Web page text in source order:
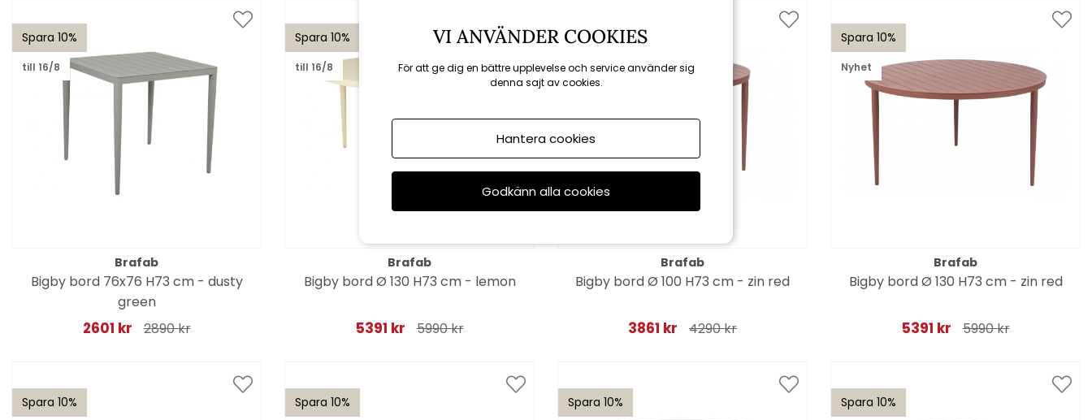
Spara 10%
till 16/8
Brafab
Bigby bord 76x76 H73 cm - dusty
green
2601 kr 2890 kr
Spara 10%
till 16/8
Brafab
Bigby bord Ø 130 H73 cm - lemon
5391 kr 5990 kr
Spara 10%
Brafab
Bigby bord Ø 100 H73 cm - zin red
3861 kr 4290 kr
Spara 10%
Nyhet
Brafab
Bigby bord Ø 130 H73 cm - zin red
5391 kr 5990 kr
Spara 10% Spara 10% Spara 10% Spara 10%
VI ANVÄNDER COOKIES
För att ge dig en bättre upplevelse och service använder sig
denna sajt av cookies.
Hantera cookies
Godkänn alla cookies